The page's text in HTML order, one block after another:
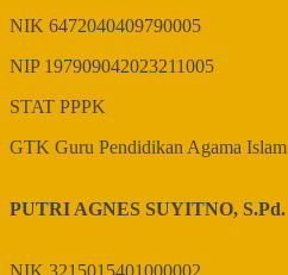
NIK 6472040409790005
NIP 197909042023211005
STAT PPPK
GTK Guru Pendidikan Agama Islam
PUTRI AGNES SUYITNO, S.Pd.
NIK 3215015401000002